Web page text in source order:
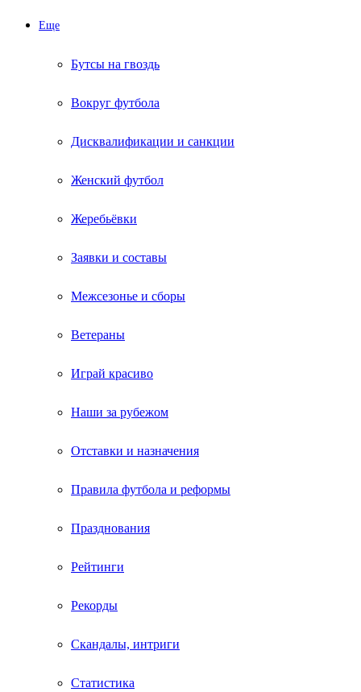
Еще
Бутсы на гвоздь
Вокруг футбола
Дисквалификации и санкции
Женский футбол
Жеребьёвки
Заявки и составы
Межсезонье и сборы
Ветераны
Играй красиво
Наши за рубежом
Отставки и назначения
Правила футбола и реформы
Празднования
Рейтинги
Рекорды
Скандалы, интриги
Статистика